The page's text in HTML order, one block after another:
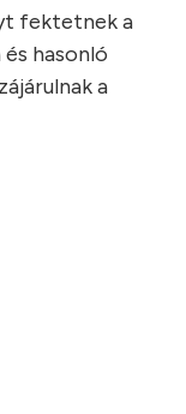
fektetnek a
hasonló
a